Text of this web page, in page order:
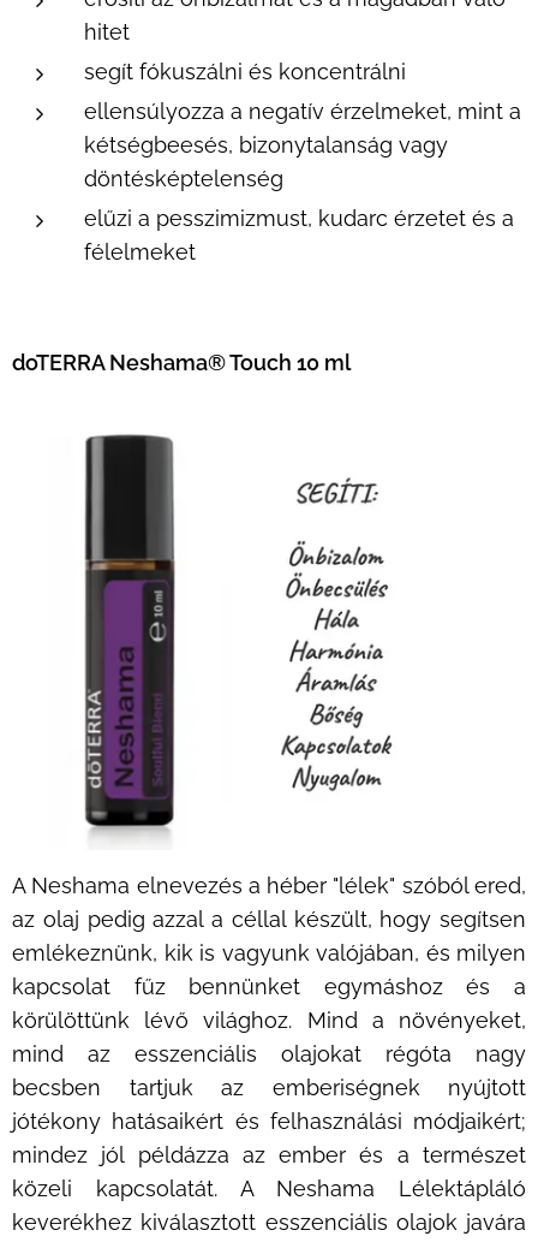
hitet
segít fókuszálni és koncentrálni
ellensúlyozza a negatív érzelmeket, mint a
kétségbeesés, bizonytalanság vagy
döntésképtelenség
elűzi a pesszimizmust, kudarc érzetet és a
félelmeket
doTERRANeshama® Touch 10 ml
A Neshama elnevezés a héber "lélek" szóból ered,
az olaj pedig azzal a céllal készült, hogy segítsen
emlékeznünk, kik is vagyunk valójában, és milyen
kapcsolat fűz bennünket egymáshoz és a
körülöttünk lévő világhoz. Mind a növényeket,
mind az esszenciális olajokat régóta nagy
becsben tartjuk az emberiségnek nyújtott
jótékony hatásaikért és felhasználási módjaikért;
mindez jól példázza az ember és a természet
közeli kapcsolatát. A Neshama Lélektápláló
keverékhez kiválasztott esszenciális olajok javára